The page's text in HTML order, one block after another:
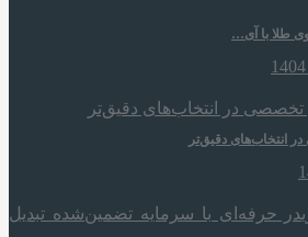
طلا با آی…
انتخاب‌های دقیق‌تر